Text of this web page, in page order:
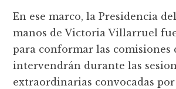
En ese marco, la Presidencia
manos de Victoria Villarruel
para conformar las comisiones
intervendrán durante las
extraordinarias convocadas